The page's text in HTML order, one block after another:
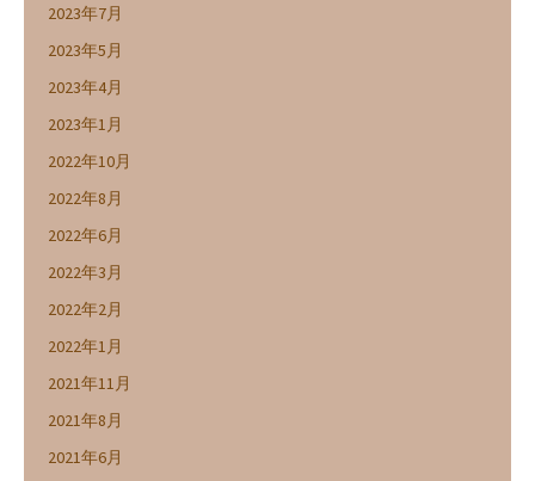
2023年7月
2023年5月
2023年4月
2023年1月
2022年10月
2022年8月
2022年6月
2022年3月
2022年2月
2022年1月
2021年11月
2021年8月
2021年6月